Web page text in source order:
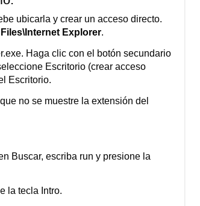
ubicarla y crear un acceso directo.
Explorer.
Haga clic con el botón secundario
Escritorio (crear acceso
Escritorio.
no se muestre la extensión del
Buscar, escriba run y presione la
la tecla Intro.